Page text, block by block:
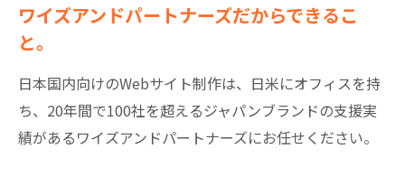
ワイズアンドパートナーズだからできるこ
と。
日本国内向けのWebサイト制作は、日米にオフィスを持
ち、20年間で100社を超えるジャパンブランドの支援実
績があるワイズアンドパートナーズにお任せください。